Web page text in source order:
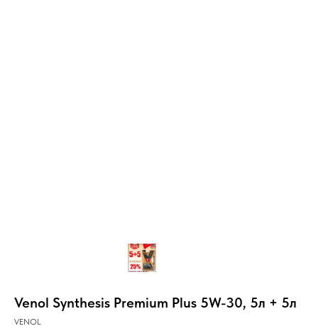
Venol Synthesis Premium Plus 5W-30, 5л + 5л
VENOL